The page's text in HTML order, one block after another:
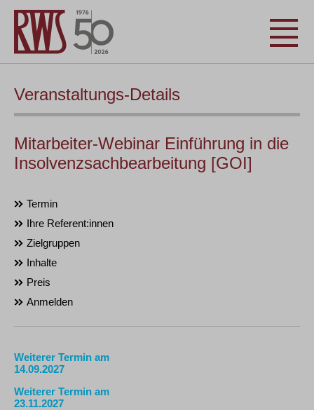
Veranstaltungs-Details
Mitarbeiter-Webinar Einführung in die
Insolvenzsachbearbeitung [GOI]
Termin
Ihre Referent:innen
Zielgruppen
Inhalte
Preis
Anmelden
Weiterer Termin am
14.09.2027
Weiterer Termin am
23.11.2027